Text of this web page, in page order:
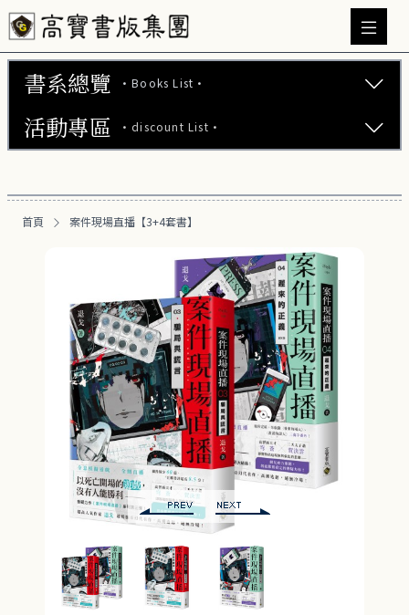
書系總覽 ·Books List·
文學小說 (740)
親子教養 (14)
人文史哲 (74)
活動專區 ·discount List·
【2本7折】高寶小說系列全圖鑑書展
【2套7折】高寶小說系列全圖鑑書展
【66折】高寶小說系列全圖鑑書展
首頁 案件現場直播【3+4套書】